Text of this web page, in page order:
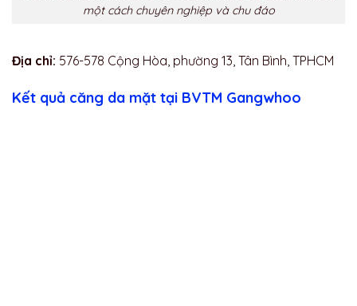
một cách chuyên nghiệp và chu đáo
Địa chỉ: 576-578 Cộng Hòa, phường 13, Tân Bình, TPHCM
Kết quả căng da mặt tại BVTM Gangwhoo